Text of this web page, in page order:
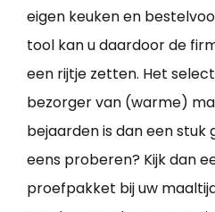
eigen keuken en
tool kan u daardoor de
een rijtje zetten. Het
bezorger van (warme)
bejaarden is dan een stuk
eens proberen? Kijk dan
proefpakket bij uw